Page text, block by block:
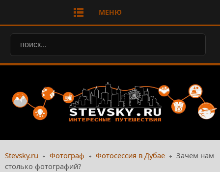
МЕНЮ
Stevsky.ru Фотограф Фотосессия в Дубае
Зачем нам
столько фотографий?